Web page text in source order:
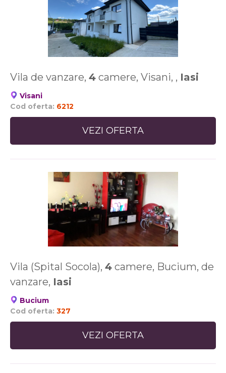
Vila de vanzare, 4 camere, Visani, , Iasi
Visani
Cod oferta: 6212
VEZI OFERTA
Vila (Spital Socola), 4 camere, Bucium, de
vanzare, Iasi
Bucium
Cod oferta: 327
VEZI OFERTA